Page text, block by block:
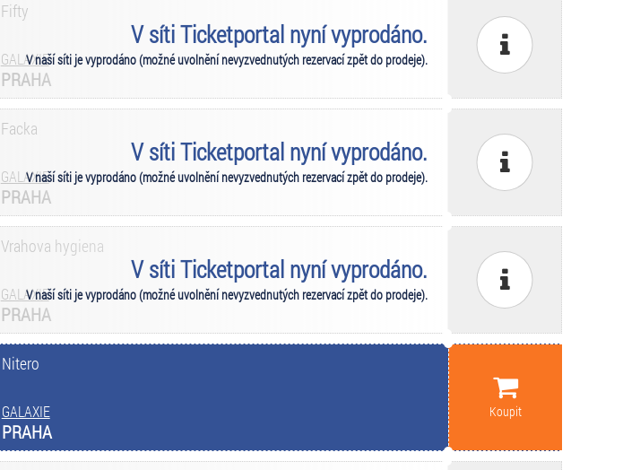
V síti Ticketportal nyní vyprodáno.
V naší síti je vyprodáno (možné uvolnění nevyzvednutých rezervací zpět do prodeje).
Fifty
GALAXIE
PRAHA
V síti Ticketportal nyní vyprodáno.
V naší síti je vyprodáno (možné uvolnění nevyzvednutých rezervací zpět do prodeje).
Facka
GALAXIE
PRAHA
V síti Ticketportal nyní vyprodáno.
V naší síti je vyprodáno (možné uvolnění nevyzvednutých rezervací zpět do prodeje).
Vrahova hygiena
GALAXIE
PRAHA
Nitero
GALAXIE
PRAHA
Koupit